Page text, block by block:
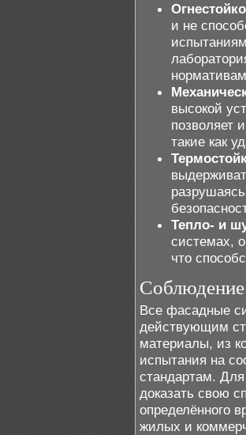
и не
высокой
позволяет
такие как
Тепло- и
системах,
что
Все фасадные
действующим
материалы, из
испытания на
стандартам.
доказать свою
определённого
жилых и